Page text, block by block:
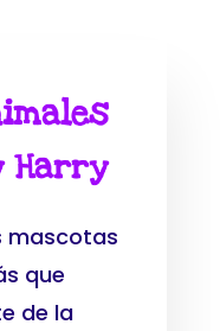
Harry
mascotas
que
de la